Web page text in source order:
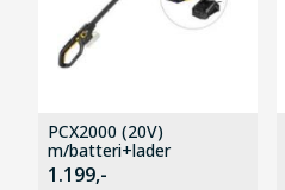
PCX2000 (20V)
m/batteri+lader
1.199,-